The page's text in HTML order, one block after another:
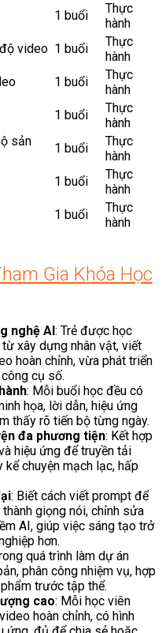
1 buổi
Thực
hành
video 1 buổi
Thực
hành
1 buổi
Thực
hành
1 buổi
Thực
hành
sản
1 buổi
Thực
hành
1 buổi
Thực
hành
1 buổi
Thực
hành
Gia Khóa Học
nghệ AI: Trẻ được học
xây dựng nhân vật, viết
hoàn chỉnh, vừa phát triển
cụ số.
: Mỗi buổi học đều có
họa, lời dẫn, hiệu ứng
thấy rõ tiến bộ từng ngày.
đa phương tiện: Kết hợp
hiệu ứng để truyền tải
kể chuyện mạch lạc, hấp
: Biết cách viết prompt để
giọng nói, chỉnh sửa
AI, giúp việc sáng tạo trở
hơn.
quá trình làm dự án
phân công nhiệm vụ, hợp
trước tập thể.
cao: Mỗi học viên
hoàn chỉnh, có hình